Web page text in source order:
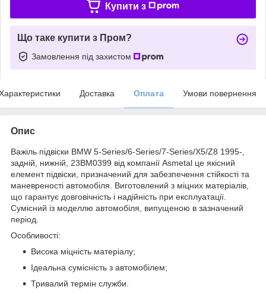
Купити з
Що таке купити з Пром?
Замовлення під захистом
Доставка Оплата Умови повернення
Опис
Важіль підвіски BMW 5-Series/6-Series/7-Series/X5/Z8 1995-,
задній, нижній, 23BM0399 від компанії Asmetal це якісний
елемент підвіски, призначений для забезпечення стійкості та
маневреності автомобіля. Виготовлений з міцних матеріалів,
що гарантує довговічність і надійність при експлуатації.
Сумісний із моделлю автомобіля, випущеною в зазначений
період.
Особливості:
Висока міцність матеріалу;
Ідеальна сумісність з автомобілем;
Тривалий термін служби.